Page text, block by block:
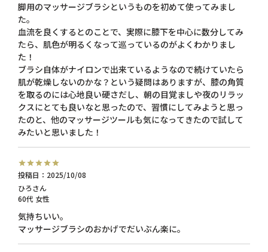
脚用のマッサージブラシというものを初めて使ってみまし
た。
血流を良くするとのことで、実際に膝下を中心に数分してみ
たら、肌色が明るくなって巡っているのがよくわかりまし
た！
ブラシ自体がナイロンで出来ているようなので続けていたら
肌が乾燥しないのかな？という疑問はありますが、膝の角質
を取るのには心地良い硬さだし、朝の目覚ましや夜のリラッ
クスにとても良いなと思ったので、習慣にしてみようと思っ
たのと、他のマッサージツールも気になってきたので試して
みたいと思いました！
ひろ
60代 女性
投稿日 2025/10/08
気持ちいい。